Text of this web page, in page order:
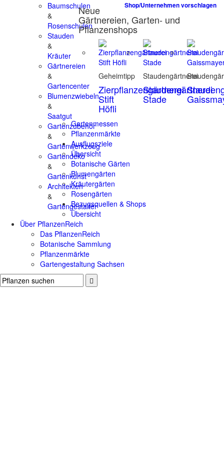
Baumschulen
&
Rosenschulen
Stauden
&
Kräuter
Gärtnereien
&
Gartencenter
Blumenzwiebeln
&
Saatgut
Gartenzubehör
&
Gartenwerkzeug
Gartendeko
&
Gartenkunst
Architekten
&
Gartengestalter
Shop/Unternehmen vorschlagen
Neue
Gärtnereien, Garten- und
Pflanzenshops
Geheimtipp
Zierpflanzengärtnerei
Stift
Höfli
Staudengärtnerei
Staudengärtnerei
Stade
Gartenmessen
Pflanzenmärkte
Ausflugsziele
Übersicht
Botanische Gärten
Blumengärten
Kräutergärten
Rosengärten
Bezugsquellen & Shops
Übersicht
Über PflanzenReich
Das PflanzenReich
Botanische Sammlung
Pflanzenmärkte
Gartengestaltung Sachsen